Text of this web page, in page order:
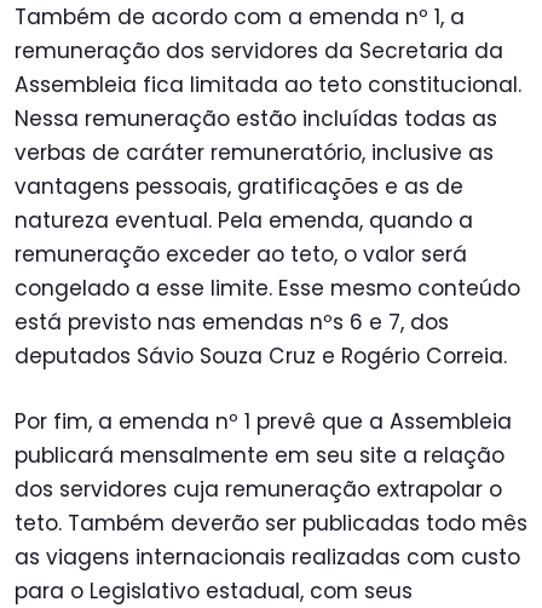
Também de acordo com a emenda nº 1, a
remuneração dos servidores da Secretaria da
Assembleia fica limitada ao teto constitucional.
Nessa remuneração estão incluídas todas as
verbas de caráter remuneratório, inclusive as
vantagens pessoais, gratificações e as de
natureza eventual. Pela emenda, quando a
remuneração exceder ao teto, o valor será
congelado a esse limite. Esse mesmo conteúdo
está previsto nas emendas nºs 6 e 7, dos
deputados Sávio Souza Cruz e Rogério Correia.
Por fim, a emenda nº 1 prevê que a Assembleia
publicará mensalmente em seu site a relação
dos servidores cuja remuneração extrapolar o
teto. Também deverão ser publicadas todo mês
as viagens internacionais realizadas com custo
para o Legislativo estadual, com seus